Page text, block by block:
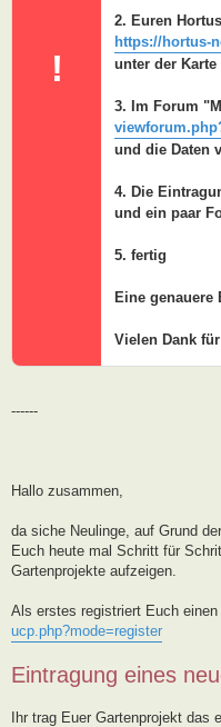
!
2. Euren
https://hortus-
unter der
3. Im Forum
und die Daten
4. Die
und ein paar
5. fertig
Eine
Vielen Dank
------
Hallo zusammen,
da siche Neulinge, auf Grund
Euch heute mal Schritt für
Gartenprojekte aufzeigen.
Als erstes registriert Euch
ucp.php?mode=register
Eintragung eines
Ihr trag Euer Gartenprojekt